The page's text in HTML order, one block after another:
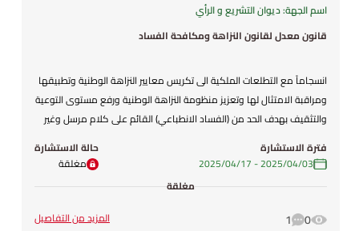
اسم الجهة: ديوان التشريع و الرأي
قانون معدل لقانون النزاهة ومكافحة الفساد
انسجاماً مع التطلعات الملكية الى تكريس معايير النزاهة الوطنية وتطبيقها
ومراقبة الامتثال لها وتعزيز منظومة النزاهة الوطنية ورفع مستوى التوعية
والتثقيف بهدف الحد من (الفساد الانطباعي) القائم على كلام مرسل وغير
الأساسية مثل التحري والضبط والتحقيق وحماية الشهود والمخبرين
فترة الاستشارة
03‏/04‏/2025
-
17‏/04‏/2025
حالة الاستشارة
مغلقة
مغلقة
0
1 المزيد من التفاصيل